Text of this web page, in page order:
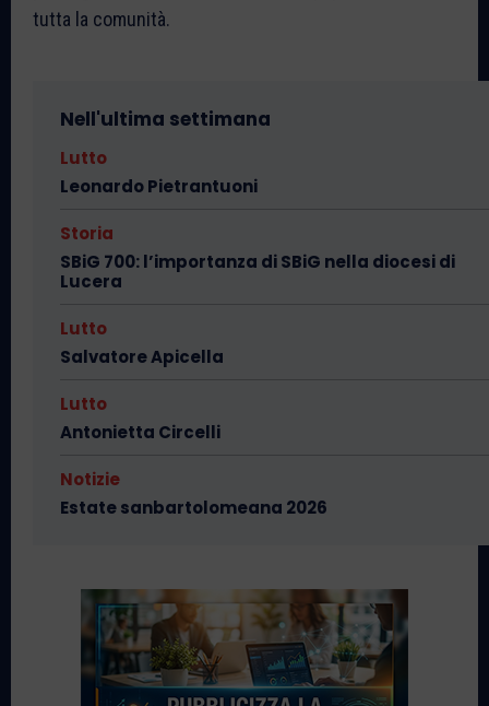
tutta la comunità.
Nell'ultima settimana
Lutto
Leonardo Pietrantuoni
Storia
SBiG 700: l’importanza di SBiG nella diocesi di
Lucera
Lutto
Salvatore Apicella
Lutto
Antonietta Circelli
Notizie
Estate sanbartolomeana 2026